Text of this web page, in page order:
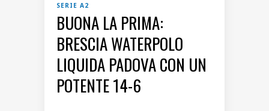
SERIE A2
BUONA LA PRIMA:
BRESCIA WATERPOLO
LIQUIDA PADOVA CON UN
POTENTE 14-6